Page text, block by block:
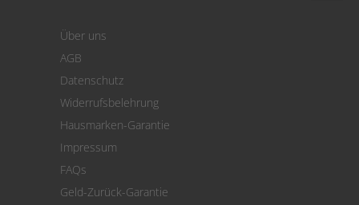
Cookie Einstellungen
Über uns
AGB
Datenschutz
Widerrufsbelehrung
Hausmarken-Garantie
Impressum
FAQs
Geld-Zurück-Garantie